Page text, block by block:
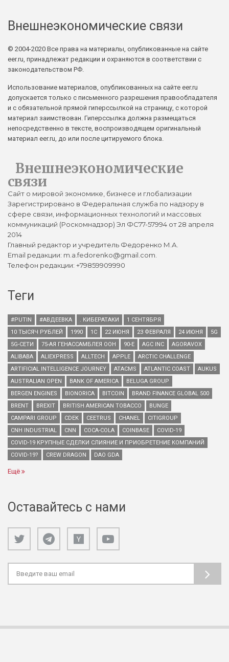
Внешнеэкономические связи
© 2004-2020 Все права на материалы, опубликованные на сайте
eer.ru, принадлежат редакции и охраняются в соответствии с
законодательством РФ.
Использование материалов, опубликованных на сайте eer.ru
допускается только с письменного разрешения правообладателя
и с обязательной прямой гиперссылкой на страницу, с которой
материал заимствован. Гиперссылка должна размещаться
непосредственно в тексте, воспроизводящем оригинальный
материал eer.ru, до или после цитируемого блока.
Внешнеэкономические
связи
Сайт о мировой экономике, бизнесе и глобализации
Зарегистрировано в Федеральная служба по надзору в
сфере связи, информационных технологий и массовых
коммуникаций (Роскомнадзор) Эл ФС77-57994 от 28 апреля
2014
Главный редактор и учредитель Федоренко М.А.
Email редакции: m.a.fedorenko@gmail.com.
Телефон редакции: +79859909990
Теги
#PUTIN #АВДЕЕВКА . КИБЕРАТАКИ
1 СЕНТЯБРЯ
10 ТЫСЯЧ РУБЛЕЙ
1990 1С 22 ИЮНЯ 23 ФЕВРАЛЯ 24 ИЮНЯ
5G
5G-СЕТИ
75-АЯ ГЕНАССАМБЛЕЯ ООН 90-Е AGC INC
AGORAVOX
ALIBABA
ALIEXPRESS ALLTECH APPLE
ARCTIC CHALLENGE
ARTIFICIAL INTELLIGENCE JOURNEY
ATACMS ATLANTIC COAST
AUKUS
AUSTRALIAN OPEN
BANK OF AMERICA
BELUGA GROUP
BERGEN ENGINES
BIONORICA BITCOIN
BRAND FINANCE GLOBAL 500
BRENT
BREXIT BRITISH AMERICAN TOBACCO
BUNGE
CAMPARI GROUP
CDEK CEETRUS CHANEL
CITIGROUP
CNH INDUSTRIAL
CNN COCA-COLA COINBASE
COVID-19
COVID-19 КРУПНЫЕ СДЕЛКИ СЛИЯНИЕ И ПРИОБРЕТЕНИЕ КОМПАНИЙ
COVID-19?
CREW DRAGON DAO GDA
Ещё
Оставайтесь с нами